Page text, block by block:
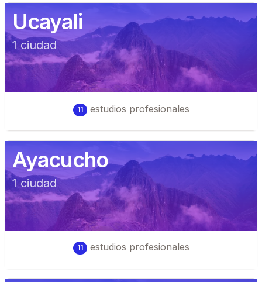
Ucayali
1 ciudad
11 estudios profesionales
Ayacucho
1 ciudad
11 estudios profesionales